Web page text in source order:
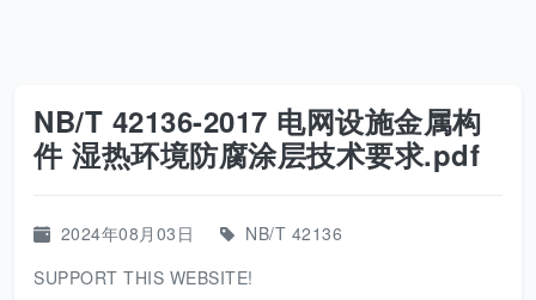
NB/T 42136-2017 电网设施金属构
件 湿热环境防腐涂层技术要求.pdf
2024年08月03日
NB/T 42136
SUPPORT THIS WEBSITE!